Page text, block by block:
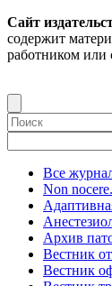
Сайт
содержит
работником или
Все
Non
Архив
Вестник
Вестник